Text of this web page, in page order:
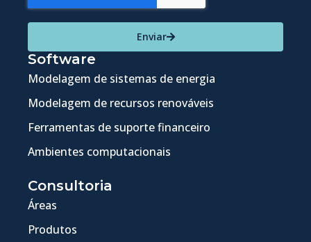
Enviar
Software
Modelagem de sistemas de energia
Modelagem de recursos renováveis
Ferramentas de suporte financeiro
Ambientes computacionais
Consultoria
Áreas
Produtos